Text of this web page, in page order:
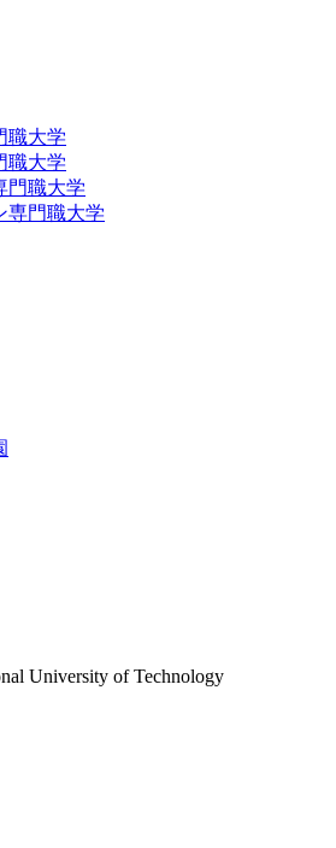
職大学
職大学
門職大学
専門職大学
University of Technology